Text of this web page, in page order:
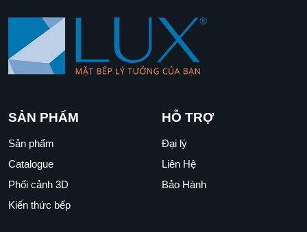
SẢN PHẨM
Sản phẩm
Catalogue
Phối cảnh 3D
Kiến thức bếp
HỖ TRỢ
Đại lý
Liên Hệ
Bảo Hành